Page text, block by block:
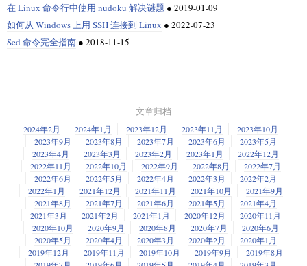
在 Linux 命令行中使用 nudoku 解决谜题 ● 2019-01-09
如何从 Windows 上用 SSH 连接到 Linux ● 2022-07-23
Sed 命令完全指南 ● 2018-11-15
文章归档
2024年2月 2024年1月 2023年12月 2023年11月
2023年10月
2023年9月
2023年8月 2023年7月 2023年6月
2023年5月
2023年4月
2023年3月 2023年2月 2023年1月
2022年12月
2022年11月
2022年10月 2022年9月 2022年8月
2022年7月
2022年6月
2022年5月 2022年4月 2022年3月
2022年2月
2022年1月
2021年12月 2021年11月 2021年10月
2021年9月
2021年8月
2021年7月 2021年6月 2021年5月
2021年4月
2021年3月
2021年2月 2021年1月 2020年12月
2020年11月
2020年10月
2020年9月 2020年8月 2020年7月
2020年6月
2020年5月
2020年4月 2020年3月 2020年2月
2020年1月
2019年12月
2019年11月 2019年10月 2019年9月
2019年8月